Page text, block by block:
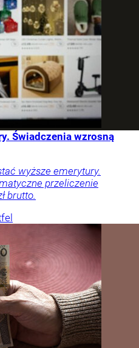
Świadczenia wzrosną
wyższe emerytury.
przeliczenie
brutto.